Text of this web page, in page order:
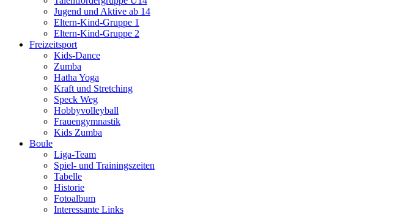
Jugend und Aktive ab 14
Eltern-Kind-Gruppe 1
Eltern-Kind-Gruppe 2
Freizeitsport
Kids-Dance
Zumba
Hatha Yoga
Kraft und Stretching
Speck Weg
Hobbyvolleyball
Frauengymnastik
Kids Zumba
Boule
Liga-Team
Spiel- und Trainingszeiten
Tabelle
Historie
Fotoalbum
Interessante Links